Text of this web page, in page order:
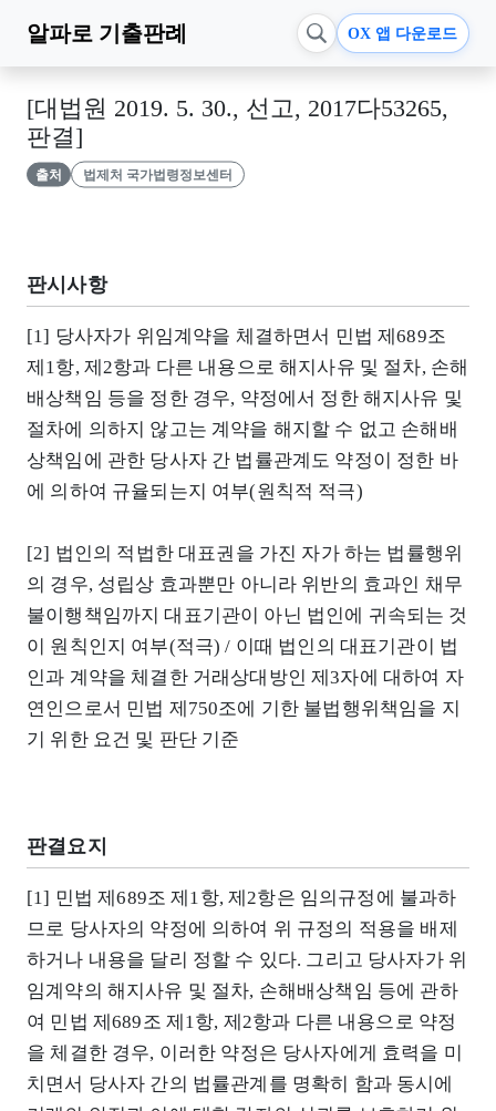
알파로 기출판례 OX 앱 다운로드
[대법원 2019. 5. 30., 선고, 2017다53265,
판결]
출처 법제처 국가법령정보센터
판시사항
[1] 당사자가 위임계약을 체결하면서 민법 제689조
제1항, 제2항과 다른 내용으로 해지사유 및 절차, 손해
배상책임 등을 정한 경우, 약정에서 정한 해지사유 및
절차에 의하지 않고는 계약을 해지할 수 없고 손해배
상책임에 관한 당사자 간 법률관계도 약정이 정한 바
에 의하여 규율되는지 여부(원칙적 적극)
[2] 법인의 적법한 대표권을 가진 자가 하는 법률행위
의 경우, 성립상 효과뿐만 아니라 위반의 효과인 채무
불이행책임까지 대표기관이 아닌 법인에 귀속되는 것
이 원칙인지 여부(적극) / 이때 법인의 대표기관이 법
인과 계약을 체결한 거래상대방인 제3자에 대하여 자
연인으로서 민법 제750조에 기한 불법행위책임을 지
기 위한 요건 및 판단 기준
판결요지
[1] 민법 제689조 제1항, 제2항은 임의규정에 불과하
므로 당사자의 약정에 의하여 위 규정의 적용을 배제
하거나 내용을 달리 정할 수 있다. 그리고 당사자가 위
임계약의 해지사유 및 절차, 손해배상책임 등에 관하
여 민법 제689조 제1항, 제2항과 다른 내용으로 약정
을 체결한 경우, 이러한 약정은 당사자에게 효력을 미
치면서 당사자 간의 법률관계를 명확히 함과 동시에